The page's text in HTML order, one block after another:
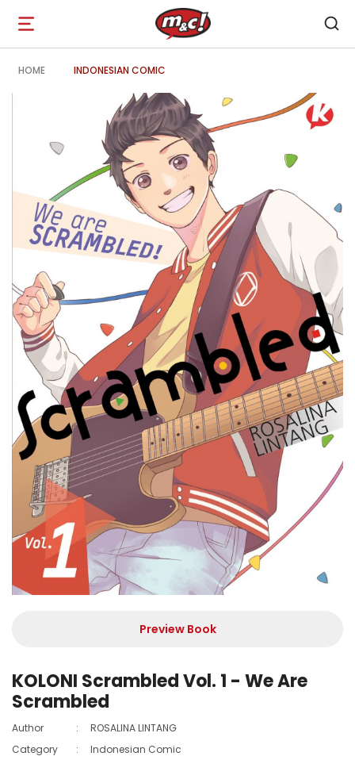
Open
navigation
HOME INDONESIAN COMIC
Preview Book
KOLONI Scrambled Vol. 1 - We Are
Scrambled
Author :
ROSALINA LINTANG
Category
: Indonesian Comic